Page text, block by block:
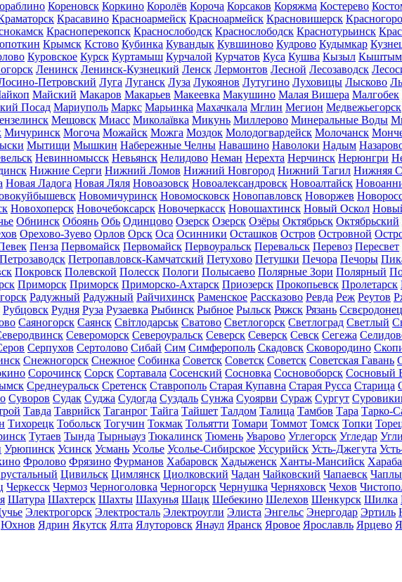
Кореновск Коркино Королёв Короча Корсаков Коряжма Костерево
Красавино Красноармейск Красноармейск Красновишерск
Красноперекопск Краснослободск Краснослободск Краснотурьинск
Крымск Кстово Кубинка Кувандык Кувшиново Кудрово Кудымкар
Куровское Курск Куртамыш Курчалой Курчатов Куса Кушва Кызыл Кыштым
Ленинск Ленинск-Кузнецкий Ленск Лермонтов Лесной Лесозаводск
Петровский Луга Луганск Луза Лукоянов Лутугино Луховицы Лысково
Майский Макаров Макарьев Макеевка Макушино Малая Вишера Малгобек
Посад Мариуполь Маркс Марьинка Махачкала Мглин Мегион Медвежьегорск
Мещовск Миасс Миколаївка Микунь Миллерово Минеральные Воды
Мичуринск Могоча Можайск Можга Моздок Молодогвардейск Молочанск
Мытищи Мышкин Набережные Челны Навашино Наволоки Надым
Невинномысск Невьянск Нелидово Неман Нерехта Нерчинск Нерюнгри
Нижние Серги Нижний Ломов Нижний Новгород Нижний Тагил Нижняя
Новая Ладога Новая Ляля Новоазовск Новоалександровск Новоалтайск
Новомичуринск Новомосковск Новопавловск Новоржев
Новохоперск Новочебоксарск Новочеркасск Новошахтинск Новый Оскол
Обнинск Обоянь Обь Одинцово Озерск Озерск Озёры Октябрьск Октябрьский
Орехово-Зуево Орлов Орск Оса Осинники Осташков Остров Островной
Пенза Первомайск Первомайск Первоуральск Перевальск Перевоз Пересвет
Петрозаводск Петропавловск-Камчатский Петухово Петушки Печора Печоры
Покровск Полевской Полесск Пологи Полысаево Полярные Зори Полярный
Приморск Приморск Приморско-Ахтарск Приозерск Прокопьевск Пролетарск
Радужный Радужный Райчихинск Раменское Рассказово Ревда Реж Реутов
Рубцовск Рудня Руза Рузаевка Рыбинск Рыбное Рыльск Ряжск Рязань
Саяногорск Саянск Світлодарськ Сватово Светлогорск Светлоград Светлый
Североморск Североуральск Северск Северск Севск Сегежа
Серпухов Сертолово Сибай Сим Симферополь Скадовск Сковородино
Снежногорск Снежное Собинка Советск Советск Советск Советская Гавань
Сорочинск Сорск Сортавала Сосенский Сосновка Сосновоборск Сосновый
Среднеуральск Сретенск Ставрополь Старая Купавна Старая Русса Старица
Суворов Судак Суджа Судогда Суздаль Сунжа Суоярви Сураж Сургут
Тавда Таврийск Таганрог Тайга Тайшет Талдом Талица Тамбов Тара Тарко-
Тихорецк Тобольск Тогучин Токмак Тольятти Томари Томмот Томск Топки
Тутаев Тында Тырныауз Тюкалинск Тюмень Уварово Углегорск Угледар
Урюпинск Усинск Усмань Усолье Усолье-Сибирское Уссурийск Усть-Джегута
Фролово Фрязино Фурманов Хабаровск Хадыженск Ханты-Мансийск
Цивильск Цимлянск Циолковский Чадан Чайковский Чапаевск
Черкесск Чермоз Черноголовка Черногорск Чернушка Черняховск Чехов
Шатура Шахтерск Шахты Шахунья Шацк Шебекино Шелехов Шенкурск Шилка
Электрогорск Электросталь Электроугли Элиста Энгельс Энергодар Эртиль
Юхнов Ядрин Якутск Ялта Ялуторовск Янаул Яранск Яровое Ярославль Ярцево